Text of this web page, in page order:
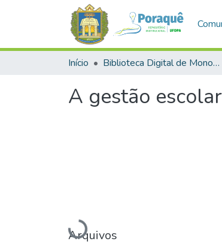
Início Biblioteca Digital de Monografias (BDM)
A gestão
Carregando...
Arquivos